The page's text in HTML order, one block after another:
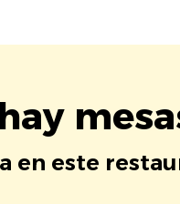
en este